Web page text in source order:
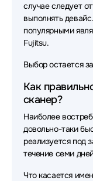
случае следует
выполнять
популярными
Fujitsu.
Выбор остается
Как
сканер?
Наиболее
довольно-таки
реализуется под
течение семи
Что касается